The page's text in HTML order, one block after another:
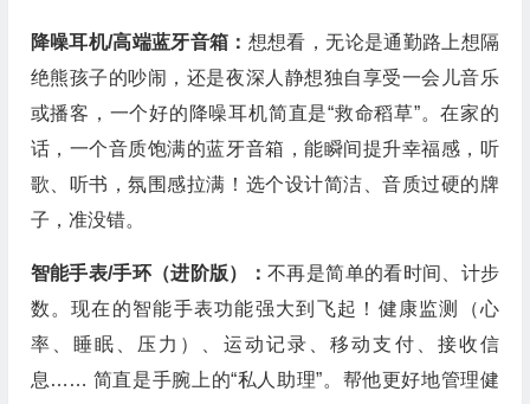
降噪耳机/高端蓝牙音箱： 想想看，无论是通勤路上想隔
绝熊孩子的吵闹，还是夜深人静想独自享受一会儿音乐
或播客，一个好的降噪耳机简直是“救命稻草”。在家的
话，一个音质饱满的蓝牙音箱，能瞬间提升幸福感，听
歌、听书，氛围感拉满！选个设计简洁、音质过硬的牌
子，准没错。
智能手表/手环（进阶版）：不再是简单的看时间、计步
数。现在的智能手表功能强大到飞起！健康监测（心
率、睡眠、压力）、运动记录、移动支付、接收信
息…… 简直是手腕上的“私人助理”。帮他更好地管理健